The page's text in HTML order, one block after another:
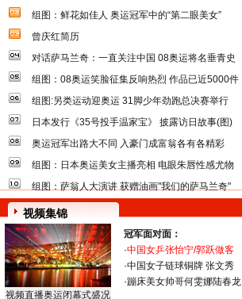
组图：鲜花如佳人 奥运冠军中的“第二眼美女”
曾庆红简历
对话萨马兰奇：一直关注中国 08奥运将名垂青史
组图：08奥运笑脸征集反响热烈 作品已近5000件
组图:另类运动迎奥运 31脚少年劲跑总决赛举行
日本发行《35号投手温家宝》 披露访日故事(图)
奥运冠军出路大不同 入豪门成富翁各有各精彩
组图：日本奥运美女主播亮相 电眼朱唇性感尤物
组图：萨翁人大演讲 获赠油画"我们的萨马兰奇"
视频集锦
视频直播奥运闭幕式盛况
冠军面对面：
·中国女乒张怡宁/郭跃做客
·中国女子链球铜牌 张文秀
·蹦床美女帅哥何雯娜陆春龙